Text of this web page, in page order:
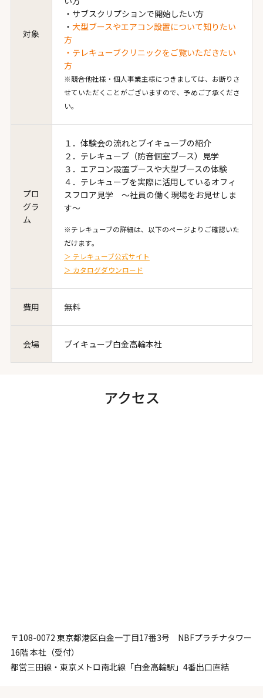
対象
・サブスクリプションで開始したい方
・ 大型ブースやエアコン設置について知りたい
方
・テレキューブクリニックをご覧いただきたい
方
※競合他社様・個人事業主様につきましては、お断りさ
せていただくことがございますので、予めご了承くださ
い。
プロ
グラ
ム
１．体験会の流れとブイキューブの紹介
２．テレキューブ（防音個室ブース）見学
３．エアコン設置ブースや大型ブースの体験
４．テレキューブを実際に活用しているオフィ
スフロア見学 ～社員の働く現場をお見せしま
す～
※テレキューブの詳細は、以下のページよりご確認いた
だけます。
＞ テレキューブ公式サイト
＞ カタログダウンロード
費用 無料
会場 ブイキューブ白金高輪本社
アクセス
〒108-0072 東京都港区白金一丁目17番3号 NBFプラチナタワー
16階 本社（受付）
都営三田線・東京メトロ南北線「白金高輪駅」4番出口直結